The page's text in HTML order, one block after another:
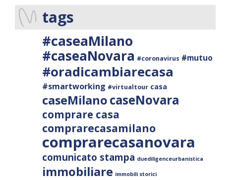
tags
#caseaMilano
#caseaNovara #coronavirus #mutuo
#oradicambiarecasa
#smartworking #virtualtour casa
caseMilanocaseNovara
comprare casa
comprarecasamilano
comprarecasanovara
comunicato stampa duediligenceurbanistica
immobiliare immobili storici